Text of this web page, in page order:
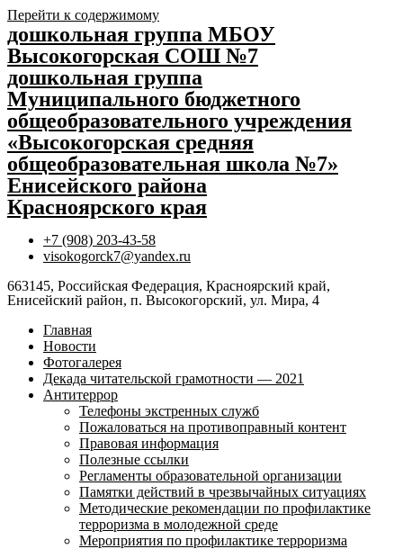
Перейти к содержимому
дошкольная группа МБОУ
Высокогорская СОШ №7
дошкольная группа
Муниципального бюджетного
общеобразовательного учреждения
«Высокогорская средняя
общеобразовательная школа №7»
Енисейского района
Красноярского края
+7 (908) 203-43-58
visokogorck7@yandex.ru
663145, Российская Федерация, Красноярский край,
Енисейский район, п. Высокогорский, ул. Мира, 4
Главная
Новости
Фотогалерея
Декада читательской грамотности — 2021
Антитеррор
Телефоны экстренных служб
Пожаловаться на противоправный контент
Правовая информация
Полезные ссылки
Регламенты образовательной организации
Памятки действий в чрезвычайных ситуациях
Методические рекомендации по профилактике
терроризма в молодежной среде
Мероприятия по профилактике терроризма